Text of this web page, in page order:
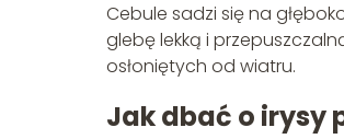
Cebule sadzi się na
glebę lekką i
osłoniętych od wiatru.
Jak dbać o irysy